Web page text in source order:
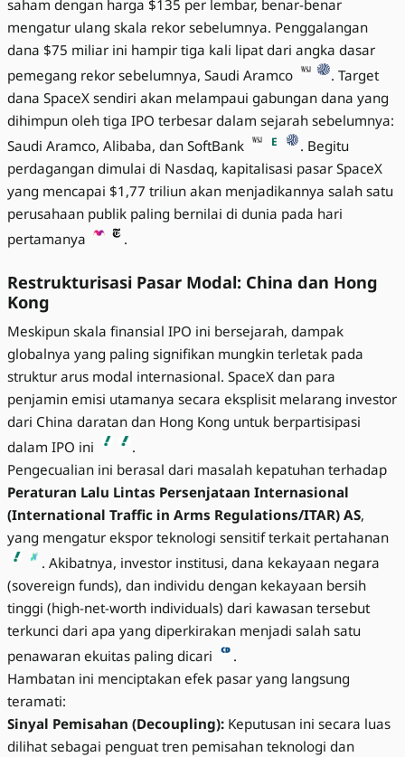
saham dengan harga $135 per lembar, benar-benar
mengatur ulang skala rekor sebelumnya. Penggalangan
dana $75 miliar ini hampir tiga kali lipat dari angka dasar
pemegang rekor sebelumnya, Saudi Aramco
. Target
dana SpaceX sendiri akan melampaui gabungan dana yang
dihimpun oleh tiga IPO terbesar dalam sejarah sebelumnya:
Saudi Aramco, Alibaba, dan SoftBank
E
. Begitu
perdagangan dimulai di Nasdaq, kapitalisasi pasar SpaceX
yang mencapai $1,77 triliun akan menjadikannya salah satu
perusahaan publik paling bernilai di dunia pada hari
pertamanya
.
Restrukturisasi Pasar Modal: China dan Hong
Kong
Meskipun skala finansial IPO ini bersejarah, dampak
globalnya yang paling signifikan mungkin terletak pada
struktur arus modal internasional. SpaceX dan para
penjamin emisi utamanya secara eksplisit melarang investor
dari China daratan dan Hong Kong untuk berpartisipasi
dalam IPO ini
.
Pengecualian ini berasal dari masalah kepatuhan terhadap
Peraturan Lalu Lintas Persenjataan Internasional
(International Traffic in Arms Regulations/ITAR) AS,
yang mengatur ekspor teknologi sensitif terkait pertahanan
. Akibatnya, investor institusi, dana kekayaan negara
(sovereign funds), dan individu dengan kekayaan bersih
tinggi (high-net-worth individuals) dari kawasan tersebut
terkunci dari apa yang diperkirakan menjadi salah satu
penawaran ekuitas paling dicari
.
Hambatan ini menciptakan efek pasar yang langsung
teramati:
Sinyal Pemisahan (Decoupling): Keputusan ini secara luas
dilihat sebagai penguat tren pemisahan teknologi dan